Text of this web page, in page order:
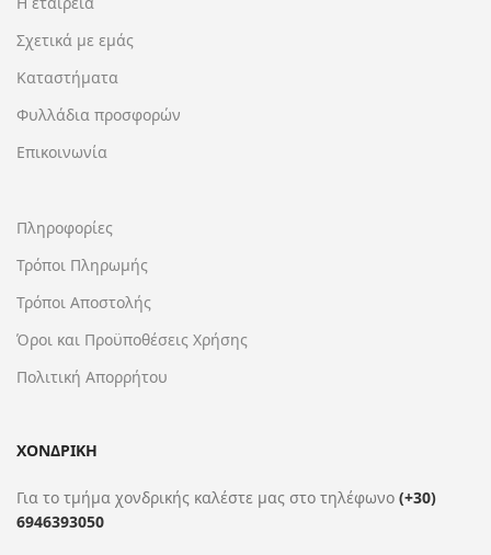
Σχετικά με εμάς
Καταστήματα
Φυλλάδια προσφορών
Επικοινωνία
Πληροφορίες
Τρόποι Πληρωμής
Τρόποι Αποστολής
Όροι και Προϋποθέσεις Χρήσης
Πολιτική Απορρήτου
ΧΟΝΔΡΙΚΗ
Για το τμήμα χονδρικής καλέστε μας στο τηλέφωνο (+30)
6946393050